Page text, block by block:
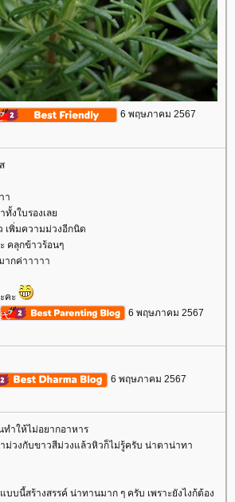
6 พฤษภาคม 2567
า
ทั้งใบรองเล
เพิ่มความม่วงอีกนิด
คลุกข้าวร้อนๆ
ากค่าาาาา
คะ
6 พฤษภาคม 2567
6 พฤษภาคม 2567
ทำให้ไม่อยากอาหาร
วงกับขาวสีม่วงแล้วหิวก็ไม่รู้ครับ น่าตาน่าทา
บนี้สร้างสรรค์ น่าทานมาก ๆ ครับ เพราะยังไงก้ต้อง